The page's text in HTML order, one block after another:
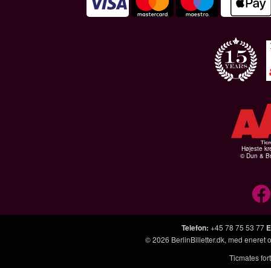
Højeste
© Dun &
Telefon: +45 78 75 53 77
© 2026 BerlinBilletter.dk, med eneret
Ticmates